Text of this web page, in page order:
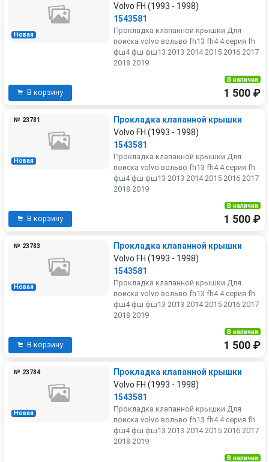
Новая
Volvo FH (1993 - 1998)
1543581
Прокладка клапанной крышки Для
поиска volvo вольво fh13 fh4 4 серия fh
фш4 фш фш13 2013 2014 2015 2016 2017
2018 2019
В корзину
В наличии
1 500 ₽
Новая
№ 23781
Прокладка клапанной крышки
Volvo FH (1993 - 1998)
1543581
Прокладка клапанной крышки Для
поиска volvo вольво fh13 fh4 4 серия fh
фш4 фш фш13 2013 2014 2015 2016 2017
2018 2019
В корзину
В наличии
1 500 ₽
Новая
№ 23783
Прокладка клапанной крышки
Volvo FH (1993 - 1998)
1543581
Прокладка клапанной крышки Для
поиска volvo вольво fh13 fh4 4 серия fh
фш4 фш фш13 2013 2014 2015 2016 2017
2018 2019
В корзину
В наличии
1 500 ₽
Новая
№ 23784
Прокладка клапанной крышки
Volvo FH (1993 - 1998)
1543581
Прокладка клапанной крышки Для
поиска volvo вольво fh13 fh4 4 серия fh
фш4 фш фш13 2013 2014 2015 2016 2017
2018 2019
В наличии